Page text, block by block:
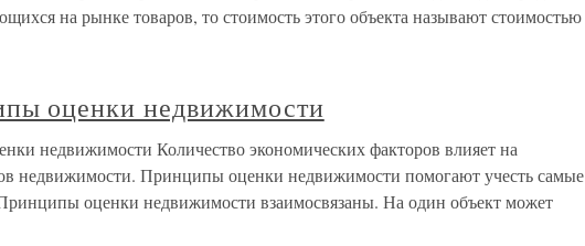
на рынке товаров, то стоимость этого объекта называют стоимостью
оценки недвижимости
недвижимости Количество экономических факторов влияет на
недвижимости. Принципы оценки недвижимости помогают учесть самые
оценки недвижимости взаимосвязаны. На один объект может